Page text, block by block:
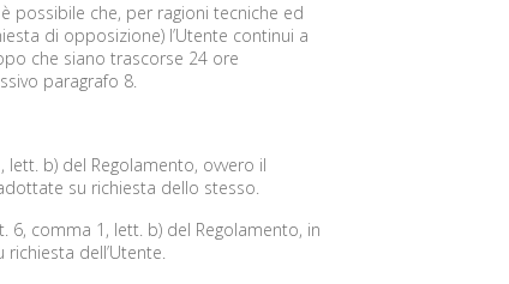
possibile che, per ragioni tecniche ed
di opposizione) l’Utente continui a
che siano trascorse 24 ore
paragrafo 8.
b) del Regolamento, ovvero il
su richiesta dello stesso.
6, comma 1, lett. b) del Regolamento, in
dell’Utente.